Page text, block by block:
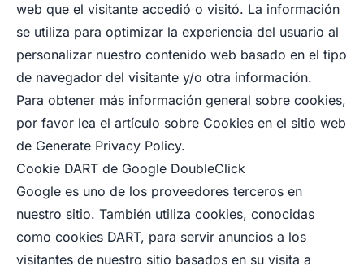
web que el visitante accedió o visitó. La información
se utiliza para optimizar la experiencia del usuario al
personalizar nuestro contenido web basado en el tipo
de navegador del visitante y/o otra información.
Para obtener más información general sobre cookies,
por favor lea el artículo sobre Cookies en el sitio web
de Generate Privacy Policy.
Cookie DART de Google DoubleClick
Google es uno de los proveedores terceros en
nuestro sitio. También utiliza cookies, conocidas
como cookies DART, para servir anuncios a los
visitantes de nuestro sitio basados en su visita a